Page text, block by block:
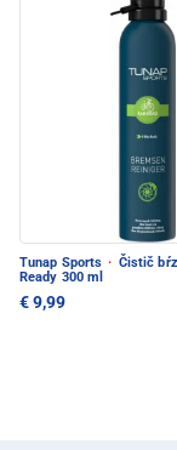
Tunap Sports · Čistič
Ready 300 ml
€ 9,99